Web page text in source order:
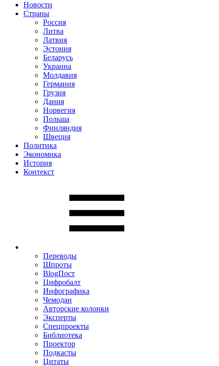
Новости
Страны
Россия
Литва
Латвия
Эстония
Беларусь
Украина
Молдавия
Германия
Грузия
Дания
Норвегия
Польша
Финляндия
Швеция
Политика
Экономика
История
Контекст
Переводы
Шпроты
BlogПост
Цифробалт
Инфографика
Чемодан
Авторские колонки
Эксперты
Спецпроекты
Библиотека
Проектор
Подкасты
Цитаты